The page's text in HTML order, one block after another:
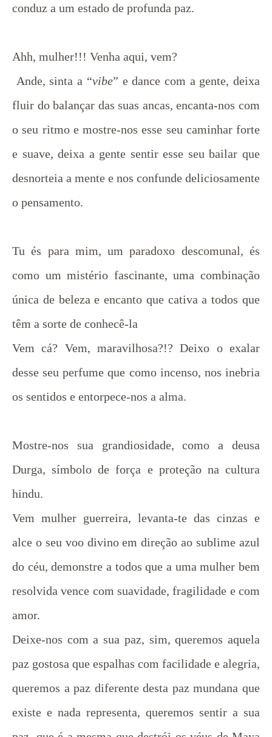
conduz a um estado de profunda paz.
Ahh, mulher!!! Venha aqui, vem?
Ande, sinta a “vibe” e dance com a gente, deixa
fluir do balançar das suas ancas, encanta-nos com
o seu ritmo e mostre-nos esse seu caminhar forte
e suave, deixa a gente sentir esse seu bailar que
desnorteia a mente e nos confunde deliciosamente
o pensamento.
Tu és para mim, um paradoxo descomunal, és
como um mistério fascinante, uma combinação
única de beleza e encanto que cativa a todos que
têm a sorte de conhecê-la
Vem cá? Vem, maravilhosa?!? Deixo o exalar
desse seu perfume que como incenso, nos inebria
os sentidos e entorpece-nos a alma.
Mostre-nos sua grandiosidade, como a deusa
Durga, símbolo de força e proteção na cultura
hindu.
Vem mulher guerreira, levanta-te das cinzas e
alce o seu voo divino em direção ao sublime azul
do céu, demonstre a todos que a uma mulher bem
resolvida vence com suavidade, fragilidade e com
amor.
Deixe-nos com a sua paz, sim, queremos aquela
paz gostosa que espalhas com facilidade e alegria,
queremos a paz diferente desta paz mundana que
existe e nada representa, queremos sentir a sua